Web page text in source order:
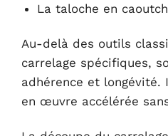
La taloche en
Au-delà des outils
carrelage spécifiques,
adhérence et
en œuvre accélérée